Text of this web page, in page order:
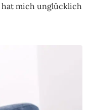
mich unglücklich